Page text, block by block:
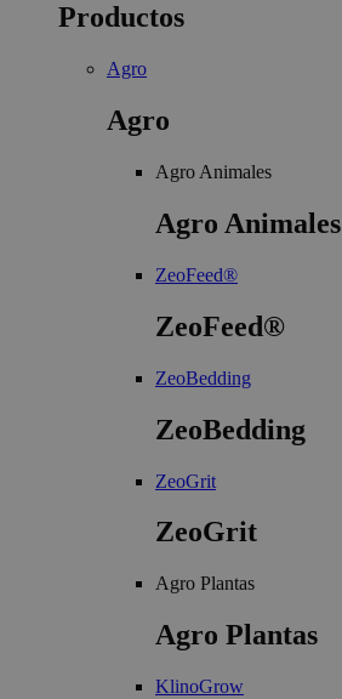
Productos
Agro
Agro
Agro Animales
Agro Animales
ZeoFeed®
ZeoFeed®
ZeoBedding
ZeoBedding
ZeoGrit
ZeoGrit
Agro Plantas
Agro Plantas
KlinoGrow